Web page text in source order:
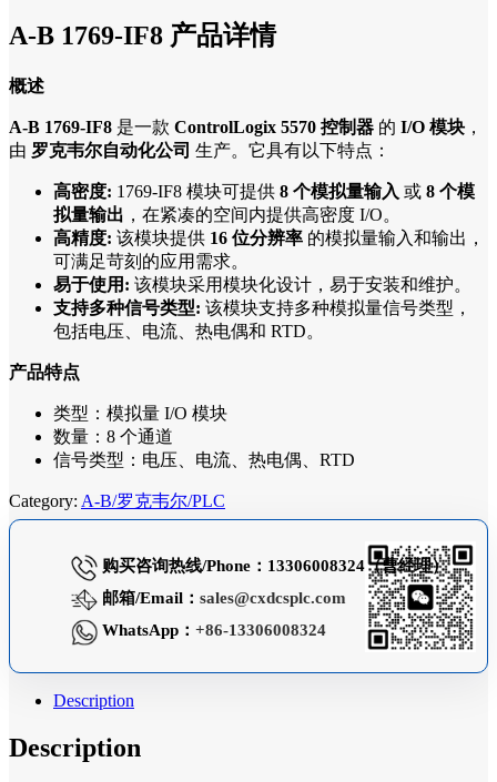
A-B 1769-IF8 产品详情
概述
A-B 1769-IF8 是一款 ControlLogix 5570 控制器 的 I/O 模块 ，
由 罗克韦尔自动化公司 生产。它具有以下特点：
高密度: 1769-IF8 模块可提供 8 个模拟量输入 或 8 个模
拟量输出 ，在紧凑的空间内提供高密度 I/O。
高精度: 该模块提供 16 位分辨率 的模拟量输入和输出，
可满足苛刻的应用需求。
易于使用: 该模块采用模块化设计，易于安装和维护。
支持多种信号类型: 该模块支持多种模拟量信号类型，
包括电压、电流、热电偶和 RTD。
产品特点
类型：模拟量 I/O 模块
数量：8 个通道
信号类型：电压、电流、热电偶、RTD
Category: A-B/罗克韦尔/PLC
购买咨询热线/Phone：13306008324（曹经理）
邮箱/Email： sales@cxdcsplc.com
WhatsApp： +86-13306008324
Description
Description